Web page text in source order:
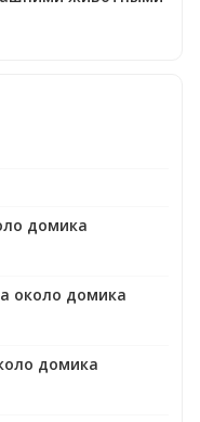
домика
около домика
домика